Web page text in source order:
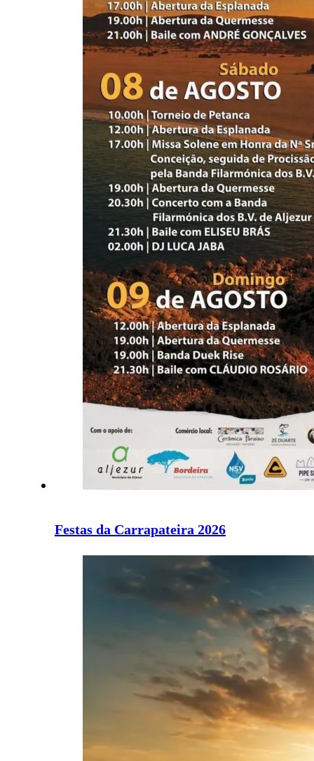
Festas da Carrapateira 2026